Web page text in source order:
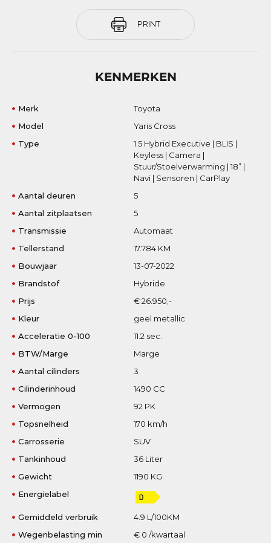
PRINT
KENMERKEN
Merk
Toyota
Model
Yaris Cross
Type
1.5 Hybrid Executive | BLIS |
Keyless | Camera |
Stuur/Stoelverwarming | 18” |
Navi | Sensoren | CarPlay
Aantal deuren
5
Aantal zitplaatsen
5
Transmissie
Automaat
Tellerstand
17.784 KM
Bouwjaar
13-07-2022
Brandstof
Hybride
Prijs
€ 26.950,-
Kleur
geel metallic
Acceleratie 0-100
11.2 sec.
BTW/Marge
Marge
Aantal cilinders
3
Cilinderinhoud
1490 CC
Vermogen
92 PK
Topsnelheid
170 km/h
Carrosserie
SUV
Tankinhoud
36 Liter
Gewicht
1190 KG
Energielabel
Gemiddeld verbruik
4.9 L/100KM
Wegenbelasting min
€ 0 /kwartaal